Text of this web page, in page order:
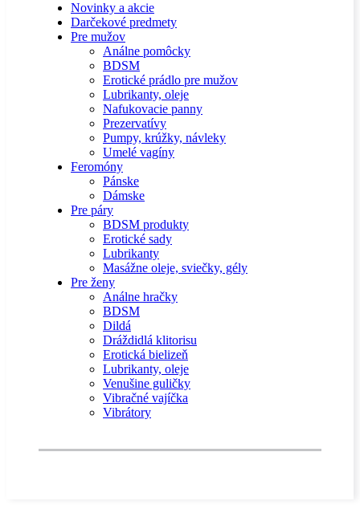
Novinky a akcie
Darčekové predmety
Pre mužov
Análne pomôcky
BDSM
Erotické prádlo pre mužov
Lubrikanty, oleje
Nafukovacie panny
Prezervatívy
Pumpy, krúžky, návleky
Umelé vagíny
Feromóny
Pánske
Dámske
Pre páry
BDSM produkty
Erotické sady
Lubrikanty
Masážne oleje, sviečky, gély
Pre ženy
Análne hračky
BDSM
Dildá
Dráždidlá klitorisu
Erotická bielizeň
Lubrikanty, oleje
Venušine guličky
Vibračné vajíčka
Vibrátory